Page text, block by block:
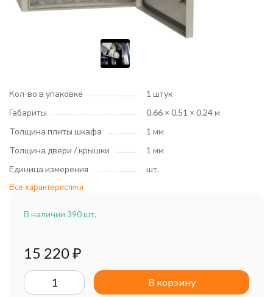
Кол-во в упаковке
1 штук
Габариты
0.66 × 0.51 × 0.24 м
Толщина плиты шкафа
1 мм
Толщина двери / крышки
1 мм
Единица измерения
шт.
Все характеристики
В наличии 390 шт.
15 220₽
В корзину